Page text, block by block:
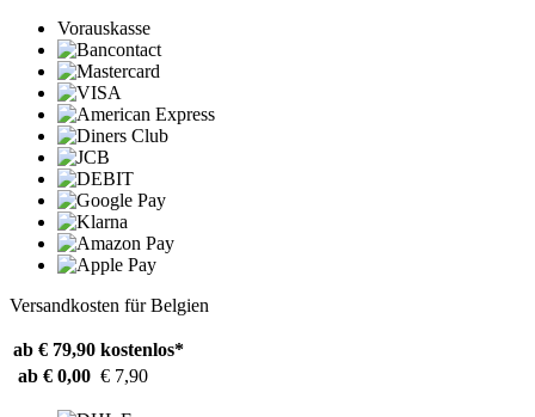
Vorauskasse
Versandkosten für Belgien
ab € 79,90 kostenlos*
ab € 0,00 € 7,90